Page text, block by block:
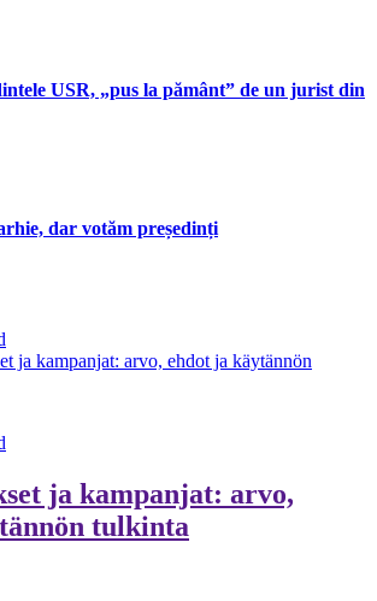
USR, „pus la pământ” de un jurist din
dar votăm președinți
ja kampanjat: arvo, ehdot ja käytännön
ja kampanjat: arvo,
tulkinta